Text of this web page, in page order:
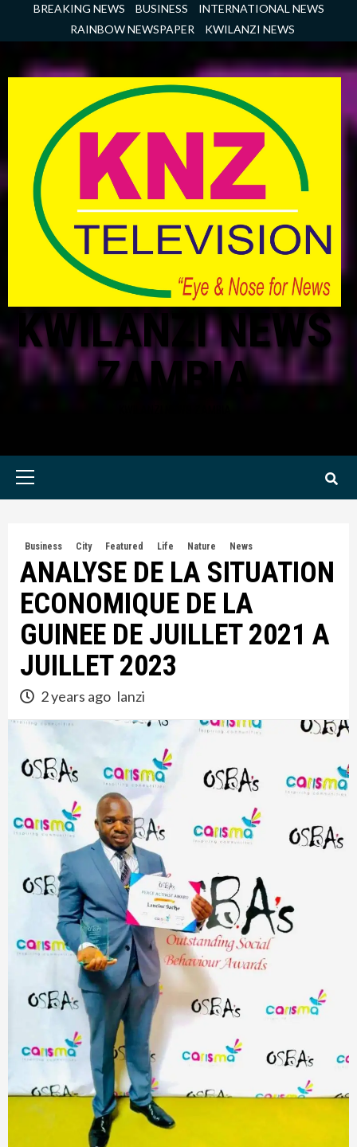
BREAKING NEWS BUSINESS
INTERNATIONAL NEWS
RAINBOW NEWSPAPER
KWILANZI NEWS
KWILANZI NEWS
ZAMBIA
Primary
Business City Featured Life Nature News
ANALYSE DE LA SITUATION
ECONOMIQUE DE LA
GUINEE DE JUILLET 2021 A
JUILLET 2023
2 years ago lanzi